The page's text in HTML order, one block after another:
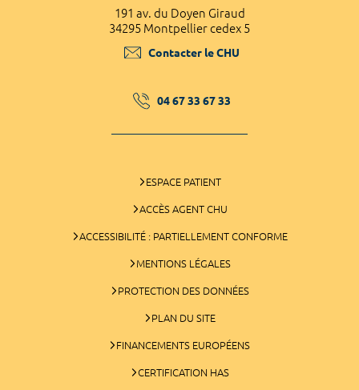
191 av. du Doyen Giraud
34295 Montpellier cedex 5
Contacter le CHU
04 67 33 67 33
ESPACE PATIENT
ACCÈS AGENT CHU
ACCESSIBILITÉ : PARTIELLEMENT CONFORME
MENTIONS LÉGALES
PROTECTION DES DONNÉES
PLAN DU SITE
FINANCEMENTS EUROPÉENS
CERTIFICATION HAS